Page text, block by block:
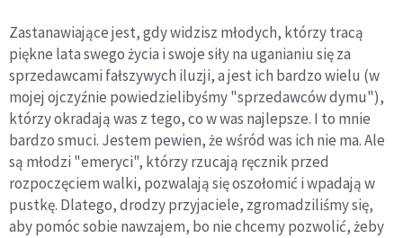
Zastanawiające jest, gdy widzisz młodych, którzy tracą
piękne lata swego życia i swoje siły na uganianiu się za
sprzedawcami fałszywych iluzji, a jest ich bardzo wielu (w
mojej ojczyźnie powiedzielibyśmy "sprzedawców dymu"),
którzy okradają was z tego, co w was najlepsze. I to mnie
bardzo smuci. Jestem pewien, że wśród was ich nie ma. Ale
są młodzi "emeryci", którzy rzucają ręcznik przed
rozpoczęciem walki, pozwalają się oszołomić i wpadają w
pustkę. Dlatego, drodzy przyjaciele, zgromadziliśmy się,
aby pomóc sobie nawzajem, bo nie chcemy pozwolić, żeby